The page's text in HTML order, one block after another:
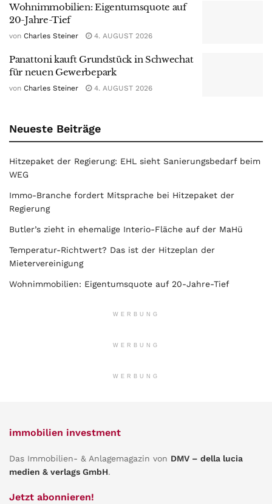
Wohnimmobilien: Eigentumsquote auf
20-Jahre-Tief
von Charles Steiner 4. AUGUST 2026
Panattoni kauft Grundstück in Schwechat
für neuen Gewerbepark
von Charles Steiner 4. AUGUST 2026
Neueste Beiträge
Hitzepaket der Regierung: EHL sieht Sanierungsbedarf beim
WEG
Immo-Branche fordert Mitsprache bei Hitzepaket der
Regierung
Butler’s zieht in ehemalige Interio-Fläche auf der MaHü
Temperatur-Richtwert? Das ist der Hitzeplan der
Mietervereinigung
Wohnimmobilien: Eigentumsquote auf 20-Jahre-Tief
WERBUNG
WERBUNG
WERBUNG
immobilien investment
Das Immobilien- & Anlagemagazin von DMV – della lucia
medien & verlags GmbH.
Jetzt abonnieren!